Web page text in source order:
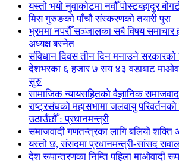
यस्तो भयो नुवाकोटमा नवौँ पोस्टबहादुर
मिस गुरुङको पाँचौ संस्करणको तयारी पुरा
भ्रममा नपरौँ सञ्जालका सबै विषय समाचार
अध्यक्ष बस्नेत
संविधान दिवस तीन दिन मनाउने सरकारको
देशभरका ६ हजार ७ सय ४३ वडाबाट
सुरु
सामाजिक न्यायसहितको वैज्ञानिक समाजवाद
राष्ट्रसंघको महासभामा जलवायु
उठाउँछौँ : प्रधानमन्त्री
समाजवादी गणतन्त्रका लागि बलियो शक्ति
यस्तो छ, संसदमा प्रधानमन्त्री-सांसद
देश रूपान्तरणका निम्ति पहिला माओवादी